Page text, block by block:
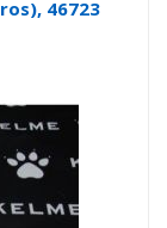
46723